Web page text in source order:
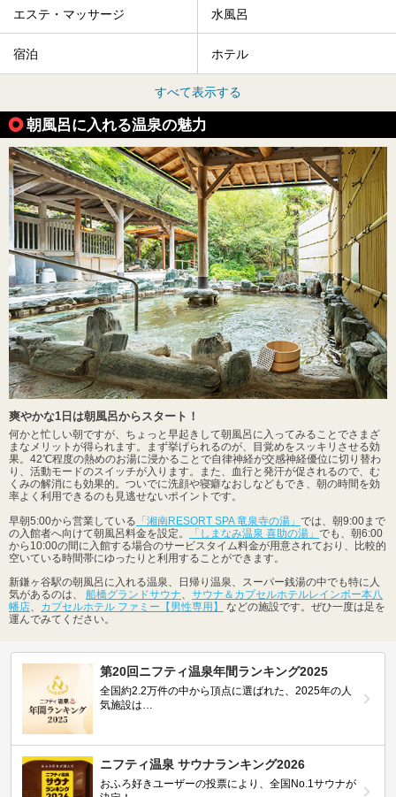
エステ・マッサージ 水風呂
宿泊 ホテル
すべて表示する
朝風呂に入れる温泉の魅力
爽やかな1日は朝風呂からスタート！
何かと忙しい朝ですが、ちょっと早起きして朝風呂に入ってみることでさまざ
まなメリットが得られます。まず挙げられるのが、目覚めをスッキリさせる効
果。42℃程度の熱めのお湯に浸かることで自律神経が交感神経優位に切り替わ
り、活動モードのスイッチが入ります。また、血行と発汗が促されるので、む
くみの解消にも効果的。ついでに洗顔や寝癖なおしなどもでき、朝の時間を効
率よく利用できるのも見逃せないポイントです。
早朝5:00から営業している 「湘南RESORT SPA 竜泉寺の湯」 では、朝9:00まで
の入館者へ向けて朝風呂料金を設定。
「しまなみ温泉 喜助の湯」 でも、朝6:00
から10:00の間に入館する場合のサービスタイム料金が用意されており、比較的
空いている時間帯にゆったりと利用することができます。
新鎌ヶ谷駅の朝風呂に入れる温泉、日帰り温泉、スーパー銭湯の中でも特に人
気があるのは、 船橋グランドサウナ、 サウナ＆カプセルホテルレインボー本八
幡店、 カプセルホテル ファミー【男性専用】
などの施設です。ぜひ一度は足を
運んでみてください。
第20回ニフティ温泉年間ランキング2025
全国約2.2万件の中から頂点に選ばれた、2025年の人
気施設は…
ニフティ温泉 サウナランキング2026
おふろ好きユーザーの投票により、全国No.1サウナが